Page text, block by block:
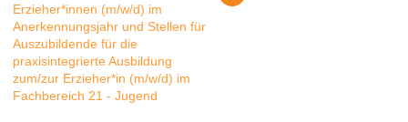
Erzieher*innen (m/w/d) im
Anerkennungsjahr und Stellen für
Auszubildende für die
praxisintegrierte Ausbildung
zum/zur Erzieher*in (m/w/d) im
Fachbereich 21 - Jugend